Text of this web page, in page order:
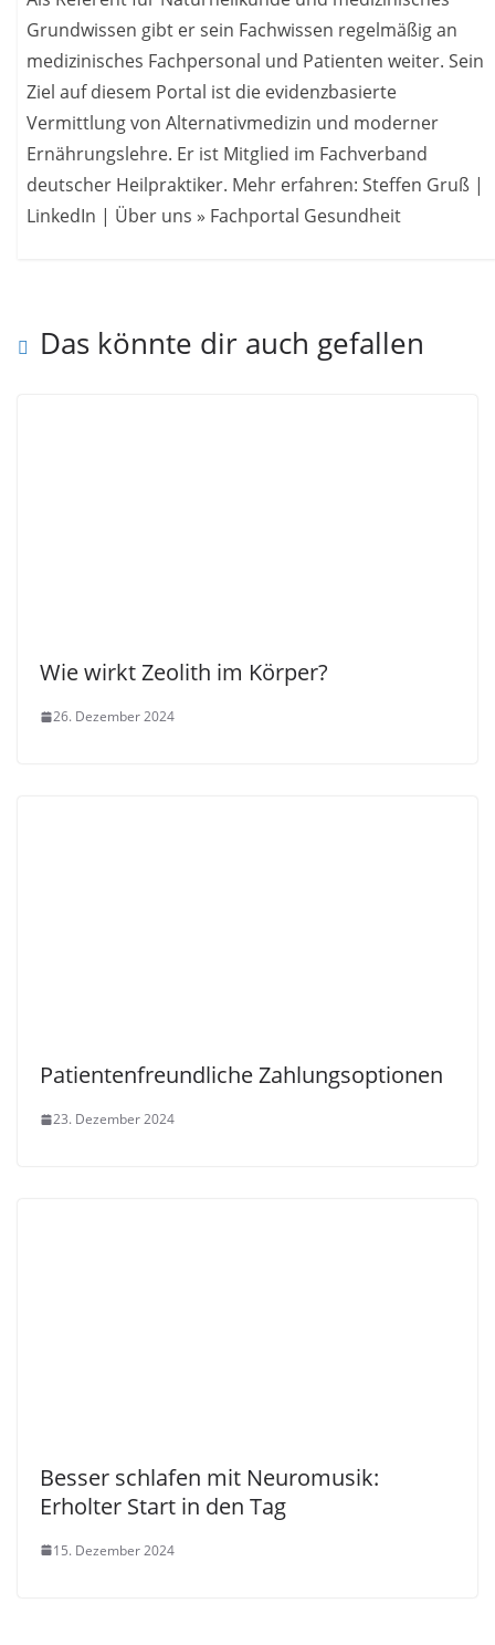
Grundwissen gibt er sein Fachwissen regelmäßig an
medizinisches Fachpersonal und Patienten weiter. Sein
Ziel auf diesem Portal ist die evidenzbasierte
Vermittlung von Alternativmedizin und moderner
Ernährungslehre. Er ist Mitglied im Fachverband
deutscher Heilpraktiker. Mehr erfahren: Steffen Gruß |
LinkedIn | Über uns » Fachportal Gesundheit
Das könnte dir auch gefallen
Wie wirkt Zeolith im Körper?
26. Dezember 2024
Patientenfreundliche Zahlungsoptionen
23. Dezember 2024
Besser schlafen mit Neuromusik:
Erholter Start in den Tag
15. Dezember 2024